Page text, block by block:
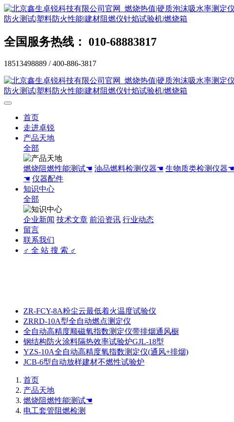
全国服务热线： 010-68883817
18513498889 / 400-886-3817
首页
走进卓锐
产品天地
全部
燃烧阻燃性能测试☚ 油品燃料检测仪器☚ 生物质类检测仪器☚
☚ 仪器配件
知识中心
全部
企业新闻 技术文章 前沿资讯 行业动态
留言
联系我们
♂ 全 站 搜 索 ♂
ZR-FCY-8A粉尘云最低着火温度试验仪
ZRRD-10A型全自动燃点测定仪
全自动高精度顺磁氧指数测定仪带排烟通风橱
钢结构防火涂料隔热效率试验炉GJL-18型
YZS-10A全自动高精度氧指数测定仪(通风+排烟)
JCB-6型自动放样建材不燃性试验炉
首页
产品天地
燃烧阻燃性能测试☚
电工套管阻燃检测